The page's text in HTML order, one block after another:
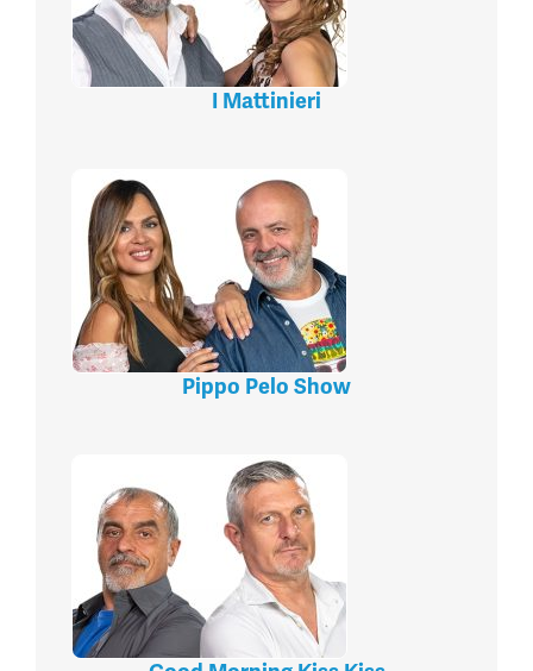
I Mattinieri
Pippo Pelo Show